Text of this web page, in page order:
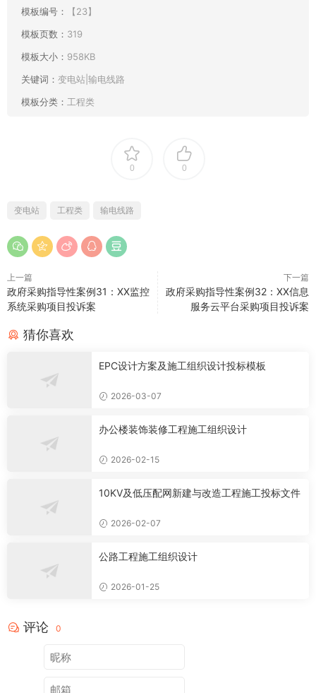
模板编号：
【23】
模板页数： 319
模板大小： 958KB
关键词： 变电站|输电线路
模板分类： 工程类
0 0
变电站 工程类 输电线路
上一篇
政府采购指导性案例31：XX监控
系统采购项目投诉案
下一篇
政府采购指导性案例32：XX信息
服务云平台采购项目投诉案
猜你喜欢
EPC设计方案及施工组织设计投标模板
2026-03-07
办公楼装饰装修工程施工组织设计
2026-02-15
10KV及低压配网新建与改造工程施工投标文件
2026-02-07
公路工程施工组织设计
2026-01-25
评论 0